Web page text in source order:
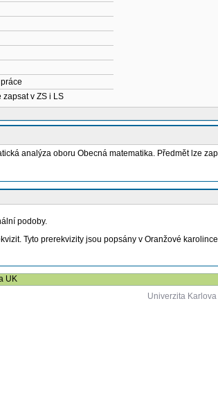
zapsat v ZS i LS
analýza oboru Obecná matematika. Předmět lze
podoby.
Tyto prerekvizity jsou popsány v Oranžové
UK
Univerzita Karlova|